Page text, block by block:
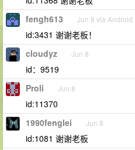
fengh613 Jun 8 via Android
id:3431 谢谢老板！
cloudyz Jun 8
id：9519
Proli Jun 8
id:11370
1990fenglei Jun 8
id:1081 谢谢老板